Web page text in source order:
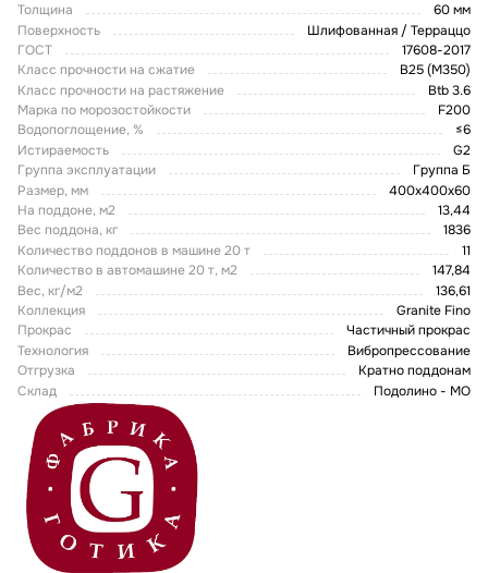
Толщина
60 мм
Поверхность
Шлифованная / Терраццо
ГОСТ
17608-2017
Класс прочности на сжатие
В25 (М350)
Класс прочности на растяжение
Btb 3.6
Марка по морозостойкости
F200
Водопоглощение, %
≤6
Истираемость
G2
Группа эксплуатации
Группа Б
Размер, мм
400х400х60
На поддоне, м2
13,44
Вес поддона, кг
1836
Количество поддонов в машине 20 т
11
Количество в автомашине 20 т, м2
147,84
Вес, кг/м2
136,61
Коллекция
Granite Fino
Прокрас
Частичный прокрас
Технология
Вибропрессование
Отгрузка
Кратно поддонам
Склад
Подолино - МО